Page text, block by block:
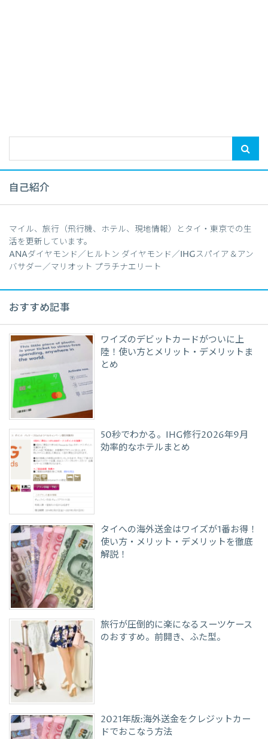
自己紹介
マイル、旅行（飛行機、ホテル、現地情報）とタイ・東京での生
活を更新しています。
ANAダイヤモンド／ヒルトン ダイヤモンド／IHGスパイア＆アン
バサダー／マリオット プラチナエリート
おすすめ記事
ワイズのデビットカードがついに上
陸！使い方とメリット・デメリットま
とめ
50秒でわかる。IHG修行2026年9月
効率的なホテルまとめ
タイへの海外送金はワイズが1番お得！
使い方・メリット・デメリットを徹底
解説！
旅行が圧倒的に楽になるスーツケース
のおすすめ。前開き、ふた型。
2021年版:海外送金をクレジットカー
ドでおこなう方法